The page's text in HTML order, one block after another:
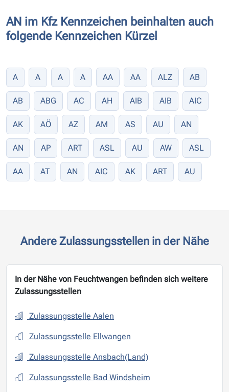
AN im Kfz Kennzeichen beinhalten auch
folgende Kennzeichen Kürzel
A A A A AA AA ALZ AB
AB ABG AC AH AIB AIB AIC
AK AÖ AZ AM AS AU AN
AN AP ART ASL AU AW ASL
AA AT AN AIC AK ART AU
Andere Zulassungsstellen in der Nähe
In der Nähe von Feuchtwangen befinden sich weitere
Zulassungsstellen
Zulassungsstelle Aalen
Zulassungsstelle Ellwangen
Zulassungsstelle Ansbach(Land)
Zulassungsstelle Bad Windsheim